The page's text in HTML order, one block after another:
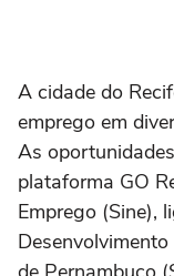
A cidade do
emprego em
As
plataforma GO
Emprego (Sine),